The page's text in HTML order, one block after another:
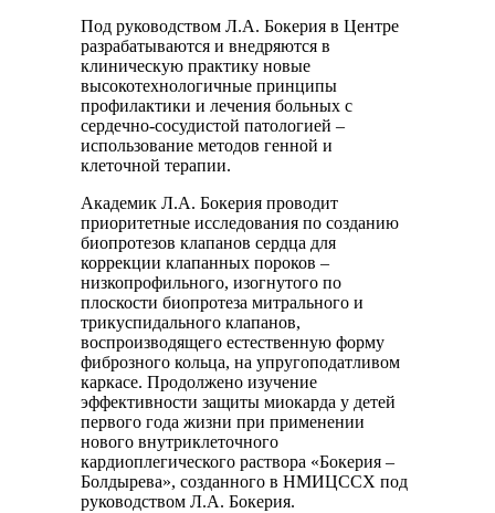
Под руководством Л.А. Бокерия в Центре
разрабатываются и внедряются в
клиническую практику новые
высокотехнологичные принципы
профилактики и лечения больных с
сердечно-сосудистой патологией –
использование методов генной и
клеточной терапии.
Академик Л.А. Бокерия проводит
приоритетные исследования по созданию
биопротезов клапанов сердца для
коррекции клапанных пороков –
низкопрофильного, изогнутого по
плоскости биопротеза митрального и
трикуспидального клапанов,
воспроизводящего естественную форму
фиброзного кольца, на упругоподатливом
каркасе. Продолжено изучение
эффективности защиты миокарда у детей
первого года жизни при применении
нового внутриклеточного
кардиоплегического раствора «Бокерия –
Болдырева», созданного в НМИЦССХ под
руководством Л.А. Бокерия.